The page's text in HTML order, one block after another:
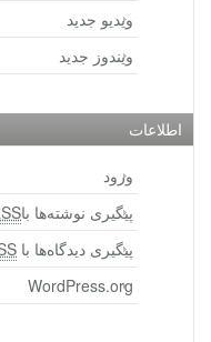
ویدیو جدید
ویندوز جدید
اطلاعات
ورود
پیگیری نوشته‌ها با
پیگیری دیدگاه‌ها با
WordPress.org